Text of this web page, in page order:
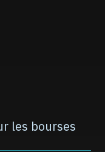
les bourses